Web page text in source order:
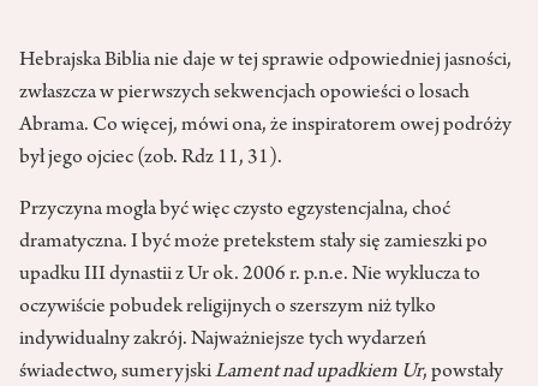
Hebrajska Biblia nie daje w tej sprawie odpowiedniej jasności,
zwłaszcza w pierwszych sekwencjach opowieści o losach
Abrama. Co więcej, mówi ona, że inspiratorem owej podróży
był jego ojciec (zob. Rdz 11, 31).
Przyczyna mogła być więc czysto egzystencjalna, choć
dramatyczna. I być może pretekstem stały się zamieszki po
upadku III dynastii z Ur ok. 2006 r. p.n.e. Nie wyklucza to
oczywiście pobudek religijnych o szerszym niż tylko
indywidualny zakrój. Najważniejsze tych wydarzeń
świadectwo, sumeryjskiLament nad upadkiem Ur, powstały